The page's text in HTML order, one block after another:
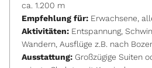
ca. 1.200 m
Empfehlung für: Erwachsene,
Aktivitäten: Entspannung,
Wandern, Ausflüge z.B. nach
Ausstattung: Großzügige Suiten